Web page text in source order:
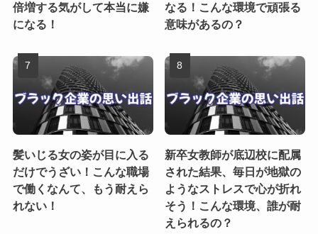
倍増する気がして本当に嫌
になる！
なる！こんな環境で頑張る
意味があるの？
髪いじる女の姿が目に入る
だけでうざい！こんな職場
で働くなんて、もう耐えら
れない！
新卒女教師が底辺校に配属
された結果、毎日が地獄の
ようなストレスで心が折れ
そう！こんな環境、誰が耐
えられるの？